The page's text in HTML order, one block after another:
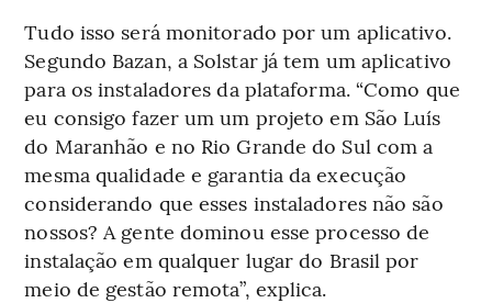
Tudo isso será monitorado por um aplicativo.
Segundo Bazan, a Solstar já tem um aplicativo
para os instaladores da plataforma. “Como que
eu consigo fazer um um projeto em São Luís
do Maranhão e no Rio Grande do Sul com a
mesma qualidade e garantia da execução
considerando que esses instaladores não são
nossos? A gente dominou esse processo de
instalação em qualquer lugar do Brasil por
meio de gestão remota”, explica.